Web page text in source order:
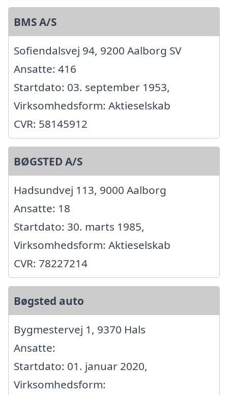
BMS A/S
Sofiendalsvej 94, 9200 Aalborg SV
Ansatte: 416
Startdato: 03. september 1953,
Virksomhedsform: Aktieselskab
CVR: 58145912
BØGSTED A/S
Hadsundvej 113, 9000 Aalborg
Ansatte: 18
Startdato: 30. marts 1985,
Virksomhedsform: Aktieselskab
CVR: 78227214
Bøgsted auto
Bygmestervej 1, 9370 Hals
Ansatte:
Startdato: 01. januar 2020,
Virksomhedsform: